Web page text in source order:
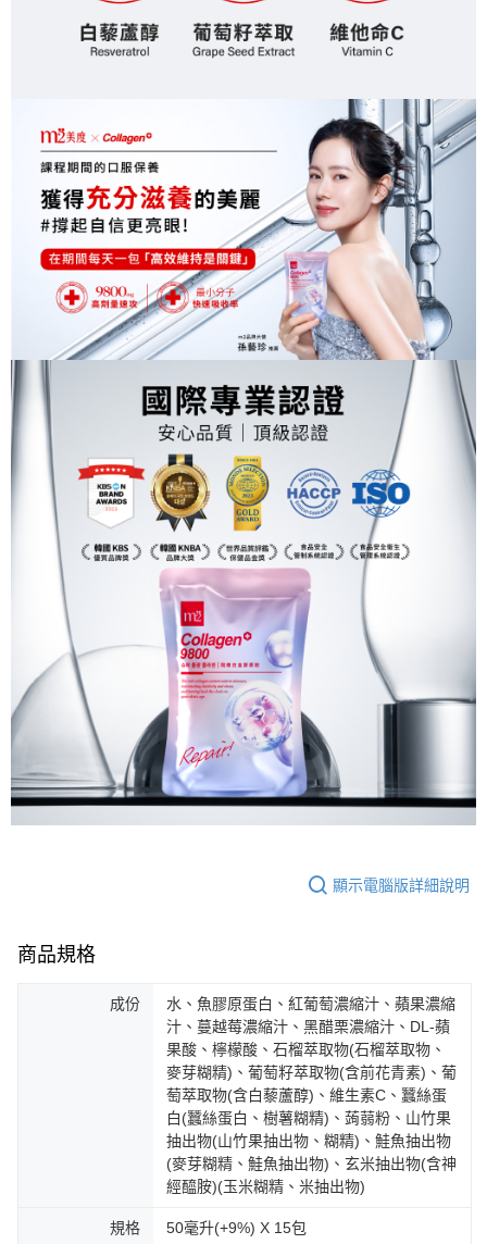
顯示電腦版詳細說明
商品規格
成份
水、魚膠原蛋白、紅葡萄濃縮汁、蘋果濃縮
汁、蔓越莓濃縮汁、黑醋栗濃縮汁、DL-蘋
果酸、檸檬酸、石榴萃取物(石榴萃取物、
麥芽糊精)、葡萄籽萃取物(含前花青素)、葡
萄萃取物(含白藜蘆醇)、維生素C、蠶絲蛋
白(蠶絲蛋白、樹薯糊精)、蒟蒻粉、山竹果
抽出物(山竹果抽出物、糊精)、鮭魚抽出物
(麥芽糊精、鮭魚抽出物)、玄米抽出物(含神
經醯胺)(玉米糊精、米抽出物)
規格 50毫升(+9%) X 15包